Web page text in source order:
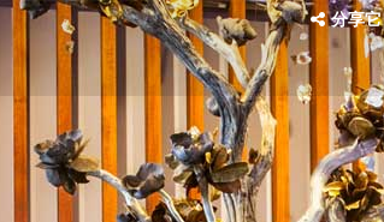
分享它